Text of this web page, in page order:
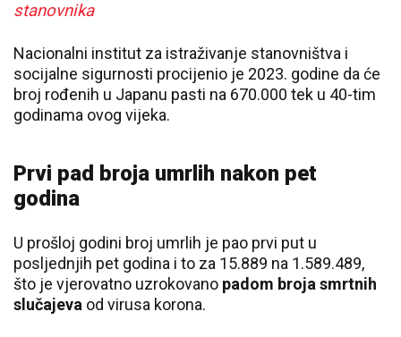
stanovnika
Nacionalni institut za istraživanje stanovništva i
socijalne sigurnosti procijenio je 2023. godine da će
broj rođenih u Japanu pasti na 670.000 tek u 40-tim
godinama ovog vijeka.
Prvi pad broja umrlih nakon pet
godina
U prošloj godini broj umrlih je pao prvi put u
posljednjih pet godina i to za 15.889 na 1.589.489,
što je vjerovatno uzrokovano padom broja smrtnih
slučajeva od virusa korona.